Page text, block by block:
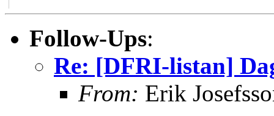
Follow-Ups:
Re: [DFRI-listan]
From: Erik